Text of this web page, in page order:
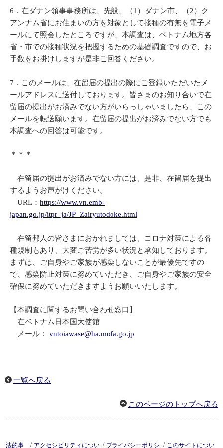
6．在ダナン領事事務所は、先般、（1）ダナン市、（2）ク
アンナム省にお住まいの方を対象として接種の有無を電子メ
ールにて照会したところですが、本調査は、ベトナム地方各
省・市での接種状況を把握するための基礎調査ですので、お
手数をお掛けしますが是非ご回答ください。
7．このメールは、在留届の提出の際にご登録いただいたメ
ールアドレスに送付しております。皆さまのお知り合いで在
留届の提出がお済みでない方がいらっしゃいましたら、この
メールを転送願います。在留届の提出がお済みでない方でも
本調査への回答は可能です。
＊＊＊
在留届の提出がお済みでない方には、是非、在留届を提出
するようお声がけください。
URL： https://www.vn.emb-
japan.go.jp/itpr_ja/JP_Zairyutodoke.html
在留邦人の皆さまにおかれましては、コロナ対策による各
種規制もあり、大変ご苦労が多い状況と承知しております。
まずは、ご自身やご家族が感染しないことが最優先ですの
で、感染防止対策に努めていただき、ご自身やご家族の安全
確保に努めていただきますようお願いいたします。
【本調査に関するお問い合わせ窓口】
在ベトナム日本国大使館
メール： vntoiawase@ha.mofa.go.jp
一覧へ戻る
このページのトップへ戻る
法的事 / アクセシビリティについ / プライバシーポリシ / このサイトについ